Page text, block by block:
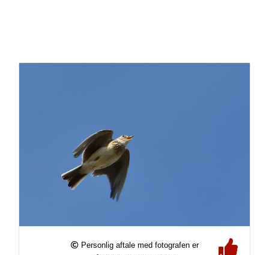
Personlig aftale med fotografen er